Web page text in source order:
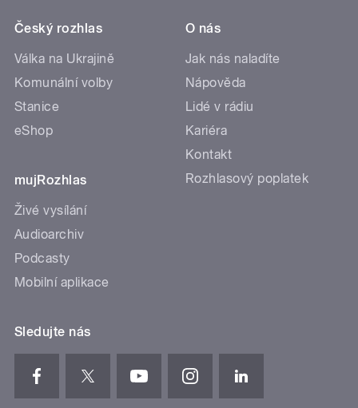
Český rozhlas
Válka na Ukrajině
Komunální volby
Stanice
eShop
mujRozhlas
Živé vysílání
Audioarchiv
Podcasty
Mobilní aplikace
O nás
Jak nás naladíte
Nápověda
Lidé v rádiu
Kariéra
Kontakt
Rozhlasový poplatek
Sledujte nás